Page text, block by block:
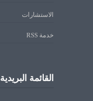
الاستشارات
خدمة RSS
القائمة البريدية